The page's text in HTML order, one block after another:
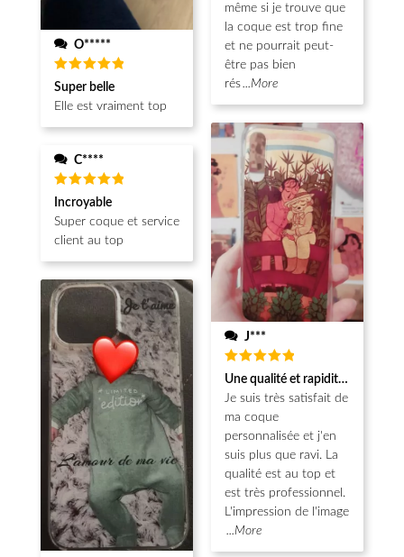
O*****
Note 5
sur 5
Super belle
Elle est vraiment top
C****
Note5
sur 5
Incroyable
Super coque et service
client au top
même si je trouve que
la coque est trop fine
et ne pourrait peut-
être pas bien
rés ...More
J***
Note5
sur 5
Une qualité et rapidité au top!
Je suis très satisfait de
ma coque
personnalisée et j'en
suis plus que ravi. La
qualité est au top et
est très professionnel.
L'impression de l'image
...More